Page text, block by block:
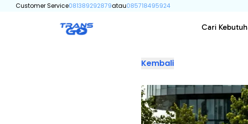
Customer Service081389292879atau085718495924
Cari
Kembali